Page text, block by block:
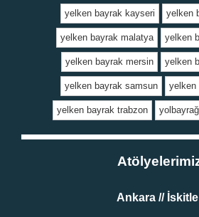
yelken bayrak kayseri yelken
yelken bayrak malatya yelken
yelken bayrak mersin yelken
yelken bayrak samsun yelken
yelken bayrak trabzon
Ankara //